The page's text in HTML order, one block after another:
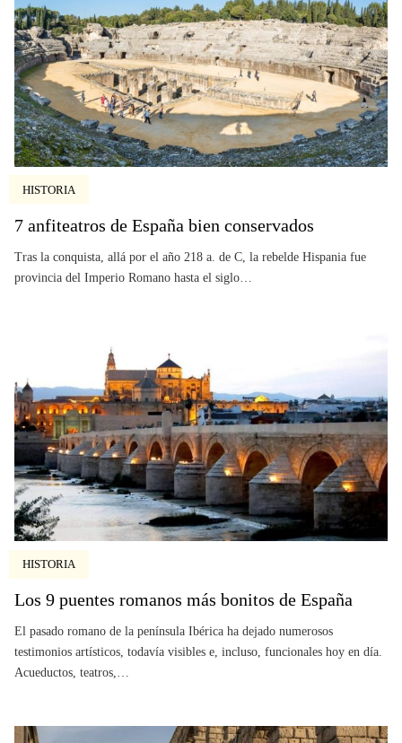
HISTORIA
7 anfiteatros de España bien conservados
Tras la conquista, allá por el año 218 a. de C, la rebelde Hispania fue
provincia del Imperio Romano hasta el siglo…
HISTORIA
Los 9 puentes romanos más bonitos de España
El pasado romano de la península Ibérica ha dejado numerosos
testimonios artísticos, todavía visibles e, incluso, funcionales hoy en día.
Acueductos, teatros,…